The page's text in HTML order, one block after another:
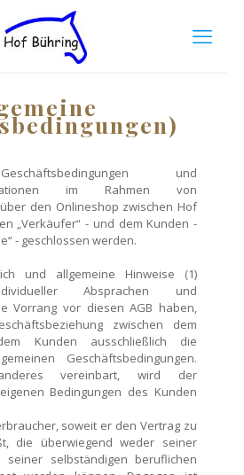
und
im Rahmen von
den Onlineshop zwischen Hof
„Verkäufer“ - und dem Kunden -
- geschlossen werden.
und allgemeine Hinweise (1)
Absprachen und
Vorrang vor diesen AGB haben,
zwischen dem
Kunden ausschließlich die
Geschäftsbedingungen.
vereinbart, wird der
Bedingungen des Kunden
soweit er den Vertrag zu
die überwiegend weder seiner
seiner selbständigen beruflichen